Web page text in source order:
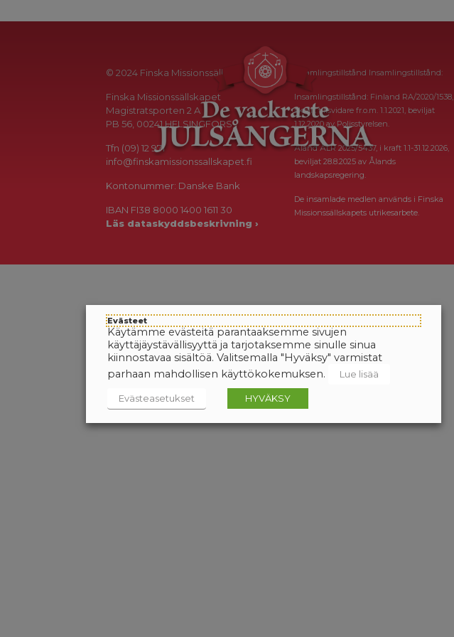
© 2024 Finska Missionssällskapet
Finska Missionssällskapet
Magistratsporten 2 A
PB 56, 00241 HELSINGFORS
Tfn (09) 12 971
info@finskamissionssallskapet.fi
Kontonummer: Danske Bank
IBAN FI38 8000 1400 1611 30
Läs dataskyddsbeskrivning ›
Insamlingstillstånd Insamlingstillstånd:
Insamlingstillstånd: Finland RA/2020/1538,
i kraft tillsvidare fr.o.m. 1.1.2021, beviljat
1.12.2020 av Polisstyrelsen.
Åland ÅLR 2025/5437, i kraft 1.1-31.12.2026,
beviljat 28.8.2025 av Ålands
landskapsregering.
De insamlade medlen används i Finska
Missionssällskapets utrikesarbete.
Evästeet
Käytämme evästeitä parantaaksemme sivujen
käyttäjäystävällisyyttä ja tarjotaksemme sinulle sinua
kiinnostavaa sisältöä. Valitsemalla "Hyväksy" varmistat
parhaan mahdollisen käyttökokemuksen.
Lue lisää
Evästeasetukset HYVÄKSY